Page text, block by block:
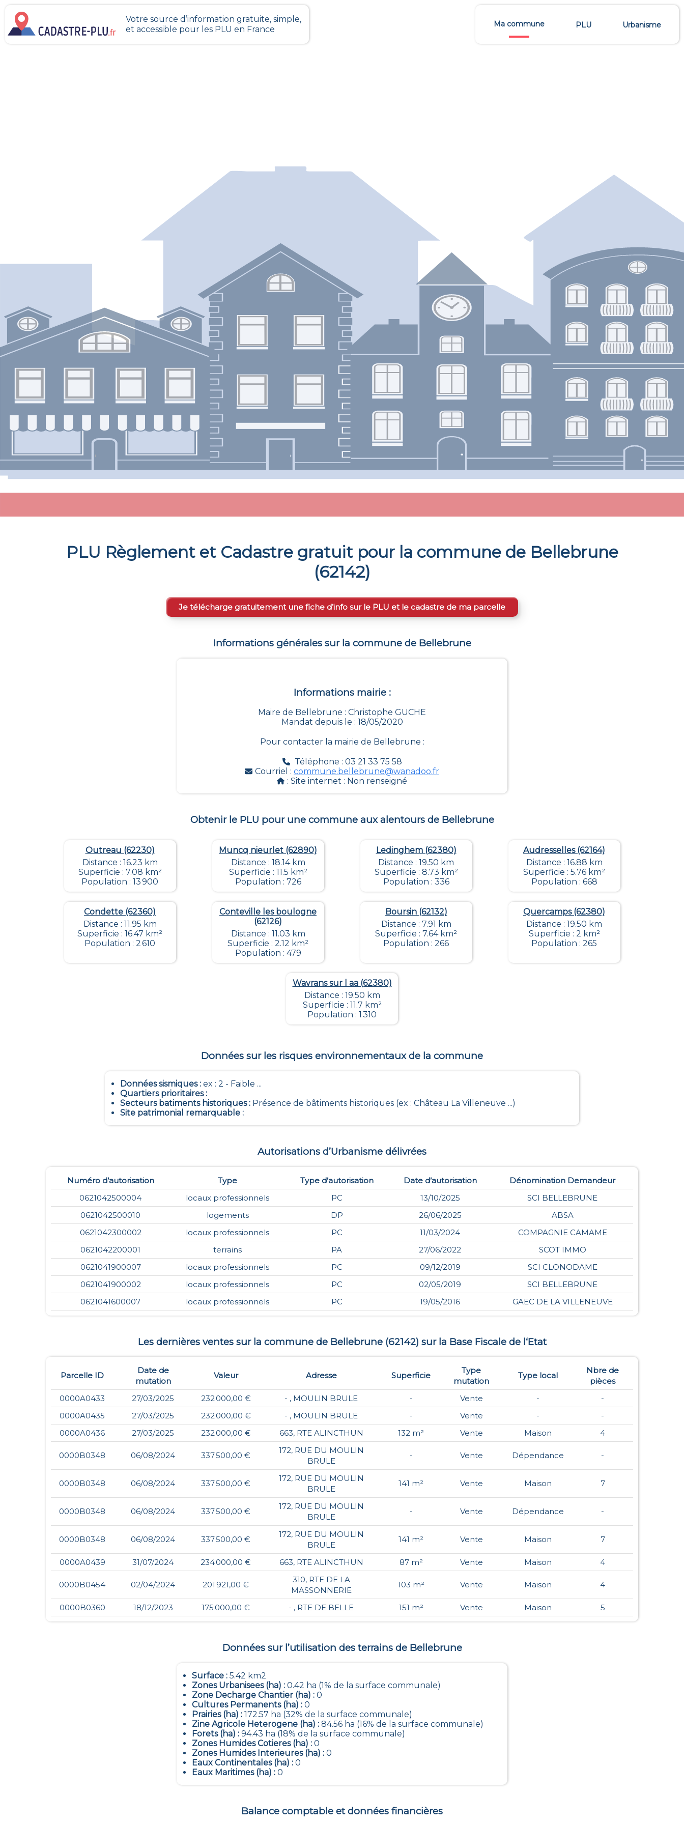
Votre source d’information gratuite, simple,
et accessible pour les PLU en France
Ma commune PLU Urbanisme
PLU Règlement et Cadastre gratuit pour la commune de Bellebrune
(62142)
Je télécharge gratuitement une fiche d’info sur le PLU et le cadastre de ma parcelle
Informations générales sur la commune de Bellebrune
Informations mairie :
Maire de Bellebrune : Christophe GUCHE
Mandat depuis le : 18/05/2020
Pour contacter la mairie de Bellebrune :
Téléphone : 03 21 33 75 58
Courriel : commune.bellebrune@wanadoo.fr
: Site internet : Non renseigné
Obtenir le PLU pour une commune aux alentours de Bellebrune
Outreau (62230)
Distance : 16.23 km
Superficie : 7.08 km²
Population : 13 900
Muncq nieurlet (62890)
Distance : 18.14 km
Superficie : 11.5 km²
Population : 726
Ledinghem (62380)
Distance : 19.50 km
Superficie : 8.73 km²
Population : 336
Audresselles (62164)
Distance : 16.88 km
Superficie : 5.76 km²
Population : 668
Condette (62360)
Distance : 11.95 km
Superficie : 16.47 km²
Population : 2 610
Conteville les boulogne
(62126)
Distance : 11.03 km
Superficie : 2.12 km²
Population : 479
Boursin (62132)
Distance : 7.91 km
Superficie : 7.64 km²
Population : 266
Quercamps (62380)
Distance : 19.50 km
Superficie : 2 km²
Population : 265
Wavrans sur l aa (62380)
Distance : 19.50 km
Superficie : 11.7 km²
Population : 1 310
Données sur les risques environnementaux de la commune
Données sismiques:ex : 2 - Faible ...
Quartiers prioritaires:
Secteurs batiments historiques: Présence de bâtiments historiques (ex : Château La Villeneuve ...)
Site patrimonial remarquable :
Autorisations d’Urbanisme délivrées
Numéro d’autorisation Type Type d’autorisation Date d’autorisation
Dénomination Demandeur
0621042500004
locaux professionnels PC 13/10/2025
SCI BELLEBRUNE
0621042500010
logements DP 26/06/2025
ABSA
0621042300002
locaux professionnels PC 11/03/2024
COMPAGNIE CAMAME
0621042200001
terrains PA 27/06/2022
SCOT IMMO
0621041900007
locaux professionnels PC 09/12/2019
SCI CLONODAME
0621041900002
locaux professionnels PC 02/05/2019
SCI BELLEBRUNE
0621041600007
locaux professionnels PC 19/05/2016 GAEC DE LA VILLENEUVE
Les dernières ventes sur la commune de Bellebrune(62142) sur la Base Fiscale de l‘Etat
Parcelle ID
Date de
mutation
Valeur Adresse Superficie
Type
mutation
Type local
Nbre de
pièces
0000A0433
27/03/2025 232 000,00 € - , MOULIN BRULE - Vente -
-
0000A0435
27/03/2025 232 000,00 € - , MOULIN BRULE - Vente -
-
0000A0436
27/03/2025 232 000,00 € 663, RTE ALINCTHUN 132 m² Vente Maison 4
0000B0348 06/08/2024 337 500,00 €
172, RUE DU MOULIN
BRULE
- Vente Dépendance -
0000B0348 06/08/2024 337 500,00 €
172, RUE DU MOULIN
BRULE
141 m² Vente Maison 7
0000B0348 06/08/2024 337 500,00 €
172, RUE DU MOULIN
BRULE
- Vente Dépendance -
0000B0348 06/08/2024 337 500,00 €
172, RUE DU MOULIN
BRULE
141 m² Vente Maison 7
0000A0439 31/07/2024 234 000,00 € 663, RTE ALINCTHUN 87 m² Vente Maison 4
0000B0454 02/04/2024 201 921,00 €
310, RTE DE LA
MASSONNERIE
103 m² Vente Maison 4
0000B0360 18/12/2023 175 000,00 € - , RTE DE BELLE 151 m² Vente Maison 5
Données sur l’utilisation des terrains de Bellebrune
Surface : 5.42 km2
Zones Urbanisees (ha) : 0.42 ha (1% de la surface communale)
Zone Decharge Chantier (ha) : 0
Cultures Permanents (ha) : 0
Prairies (ha) : 172.57 ha (32% de la surface communale)
Zine Agricole Heterogene (ha) : 84.56 ha (16% de la surface communale)
Forets (ha) : 94.43 ha (18% de la surface communale)
Zones Humides Cotieres (ha) : 0
Zones Humides Interieures (ha) : 0
Eaux Continentales (ha) : 0
Eaux Maritimes (ha) : 0
Balance comptable et données financières